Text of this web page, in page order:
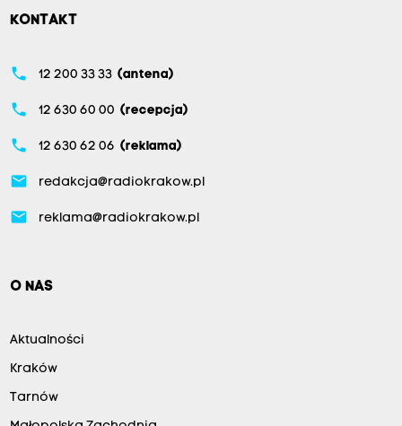
KONTAKT
phone 12 200 33 33 (antena)
phone 12 630 60 00 (recepcja)
phone 12 630 62 06 (reklama)
email redakcja@radiokrakow.pl
email reklama@radiokrakow.pl
O NAS
Aktualności
Kraków
Tarnów